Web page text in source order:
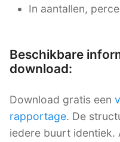
In aantallen,
Beschikbare
download:
Download gratis een
rapportage. De
iedere buurt identiek.